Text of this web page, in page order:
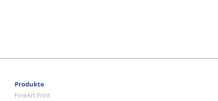
Produkte
FineArt Print